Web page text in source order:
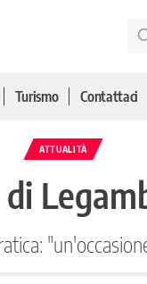
Turismo Contattaci
ATTUALITÀ